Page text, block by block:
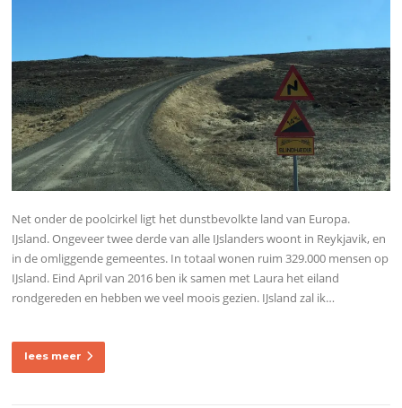
Net onder de poolcirkel ligt het dunstbevolkte land van Europa.
IJsland. Ongeveer twee derde van alle IJslanders woont in Reykjavik, en
in de omliggende gemeentes. In totaal wonen ruim 329.000 mensen op
IJsland. Eind April van 2016 ben ik samen met Laura het eiland
rondgereden en hebben we veel moois gezien. IJsland zal ik…
lees meer